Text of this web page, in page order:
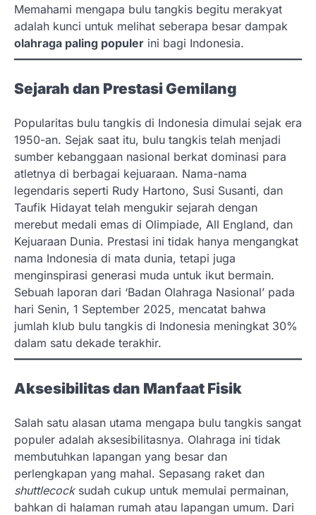
Memahami mengapa bulu tangkis begitu merakyat
adalah kunci untuk melihat seberapa besar dampak
olahraga paling populer ini bagi Indonesia.
Sejarah dan Prestasi Gemilang
Popularitas bulu tangkis di Indonesia dimulai sejak era
1950-an. Sejak saat itu, bulu tangkis telah menjadi
sumber kebanggaan nasional berkat dominasi para
atletnya di berbagai kejuaraan. Nama-nama
legendaris seperti Rudy Hartono, Susi Susanti, dan
Taufik Hidayat telah mengukir sejarah dengan
merebut medali emas di Olimpiade, All England, dan
Kejuaraan Dunia. Prestasi ini tidak hanya mengangkat
nama Indonesia di mata dunia, tetapi juga
menginspirasi generasi muda untuk ikut bermain.
Sebuah laporan dari ‘Badan Olahraga Nasional’ pada
hari Senin, 1 September 2025, mencatat bahwa
jumlah klub bulu tangkis di Indonesia meningkat 30%
dalam satu dekade terakhir.
Aksesibilitas dan Manfaat Fisik
Salah satu alasan utama mengapa bulu tangkis sangat
populer adalah aksesibilitasnya. Olahraga ini tidak
membutuhkan lapangan yang besar dan
perlengkapan yang mahal. Sepasang raket dan
shuttlecocksudah cukup untuk memulai permainan,
bahkan di halaman rumah atau lapangan umum. Dari